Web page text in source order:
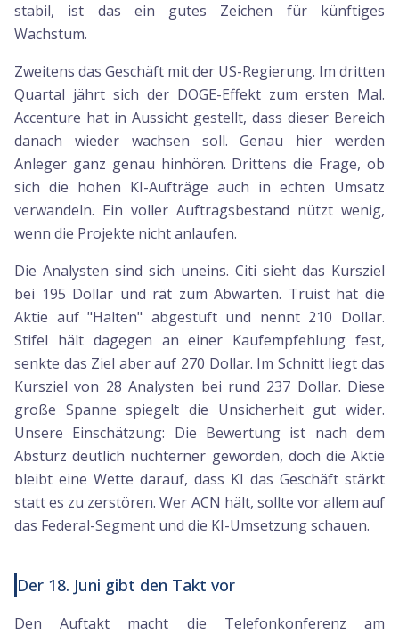
stabil, ist das ein gutes Zeichen für künftiges
Wachstum.
Zweitens das Geschäft mit der US-Regierung. Im dritten
Quartal jährt sich der DOGE-Effekt zum ersten Mal.
Accenture hat in Aussicht gestellt, dass dieser Bereich
danach wieder wachsen soll. Genau hier werden
Anleger ganz genau hinhören. Drittens die Frage, ob
sich die hohen KI-Aufträge auch in echten Umsatz
verwandeln. Ein voller Auftragsbestand nützt wenig,
wenn die Projekte nicht anlaufen.
Die Analysten sind sich uneins. Citi sieht das Kursziel
bei 195 Dollar und rät zum Abwarten. Truist hat die
Aktie auf "Halten" abgestuft und nennt 210 Dollar.
Stifel hält dagegen an einer Kaufempfehlung fest,
senkte das Ziel aber auf 270 Dollar. Im Schnitt liegt das
Kursziel von 28 Analysten bei rund 237 Dollar. Diese
große Spanne spiegelt die Unsicherheit gut wider.
Unsere Einschätzung: Die Bewertung ist nach dem
Absturz deutlich nüchterner geworden, doch die Aktie
bleibt eine Wette darauf, dass KI das Geschäft stärkt
statt es zu zerstören. Wer ACN hält, sollte vor allem auf
das Federal-Segment und die KI-Umsetzung schauen.
Der 18. Juni gibt den Takt vor
Den Auftakt macht die Telefonkonferenz am